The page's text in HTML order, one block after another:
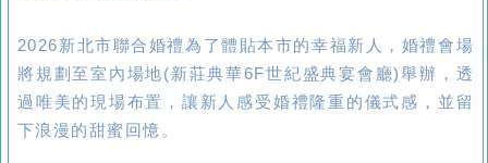
2026新北市聯合婚禮為了體貼本市的幸福新人，婚禮會場
將規劃至室內場地(新莊典華6F世紀盛典宴會廳)舉辦，透
過唯美的現場布置，讓新人感受婚禮隆重的儀式感，並留
下浪漫的甜蜜回憶。